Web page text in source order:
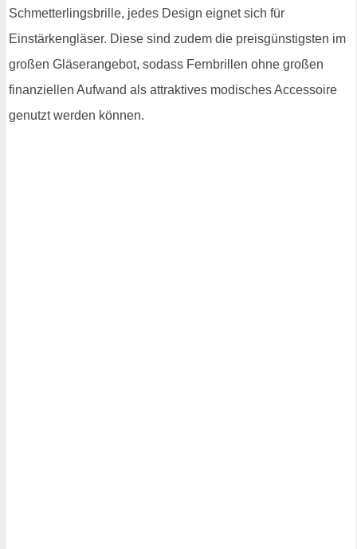
Schmetterlingsbrille, jedes Design eignet sich für
Einstärkengläser. Diese sind zudem die preisgünstigsten im
großen Gläserangebot, sodass Fernbrillen ohne großen
finanziellen Aufwand als attraktives modisches Accessoire
genutzt werden können.